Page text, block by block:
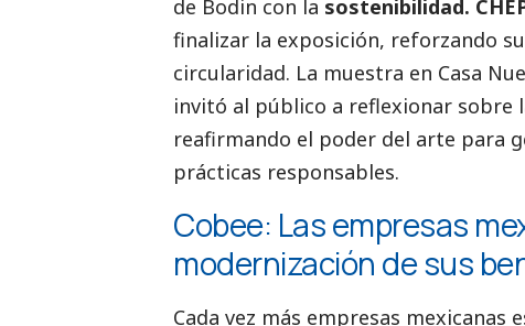
de Bodin con la sostenibilidad.
finalizar la exposición, reforzando
circularidad. La muestra en Casa
invitó al público a reflexionar sobre
reafirmando el poder del arte para
prácticas responsables.
Cobee: Las empresas
modernización de sus
Cada vez más empresas mexicanas